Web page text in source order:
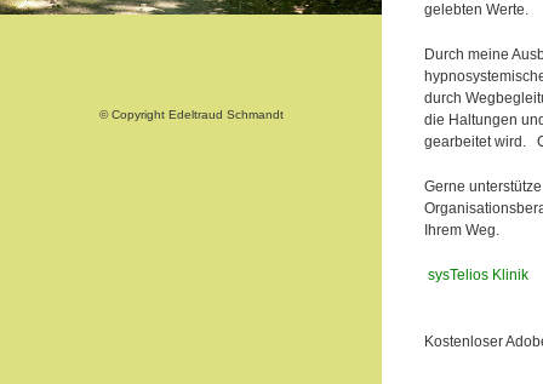
© Copyright Edeltraud Schmandt
gelebten Werte.
Durch meine
durch
die Haltungen
gearbeitet wird.
Gerne
Ihrem Weg.
sysTelios Klinik
Kostenloser